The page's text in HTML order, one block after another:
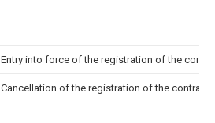
Entry into force of the registration of the
Cancellation of the registration of the